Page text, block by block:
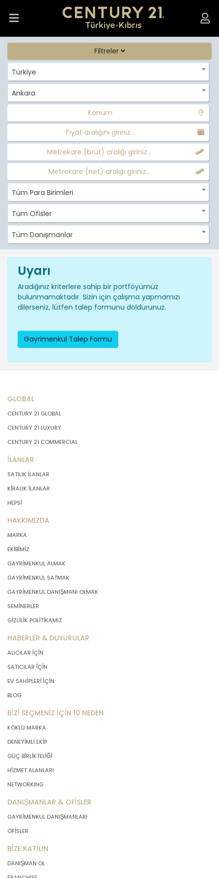
Filtreler
Türkiye
Ankara
Konum
Fiyat aralığını giriniz...
Metrekare (brüt) aralığı giriniz...
Metrekare (net) aralığı giriniz...
Tüm Para Birimleri
Tüm Ofisler
Tüm Danışmanlar
Uyarı
Aradığınız kriterlere sahip bir portföyümüz
bulunmamaktadır. Sizin için çalışma yapmamızı
dilerseniz, lütfen talep formunu doldurunuz.
Gayrimenkul Talep Formu
GLOBAL
CENTURY 21 GLOBAL
CENTURY 21 LUXURY
CENTURY 21 COMMERCIAL
İLANLAR
SATILIK İLANLAR
KİRALIK İLANLAR
HEPSİ
HAKKIMIZDA
MARKA
EKİBİMİZ
GAYRİMENKUL ALMAK
GAYRİMENKUL SATMAK
GAYRİMENKUL DANIŞMANI OLMAK
SEMİNERLER
GİZLİLİK POLİTİKAMIZ
HABERLER & DUYURULAR
ALICILAR İÇİN
SATICILAR İÇİN
EV SAHİPLERİ İÇİN
BLOG
BİZİ SEÇMENİZ İÇİN 10 NEDEN
KÖKLÜ MARKA
DENEYİMLİ EKİP
GÜÇ BİRLİKTELİĞİ
HİZMET ALANLARI
NETWORKING
DANIŞMANLAR & OFİSLER
GAYRİMENKUL DANIŞMANLARI
OFİSLER
BİZE KATILIN
DANIŞMAN OL